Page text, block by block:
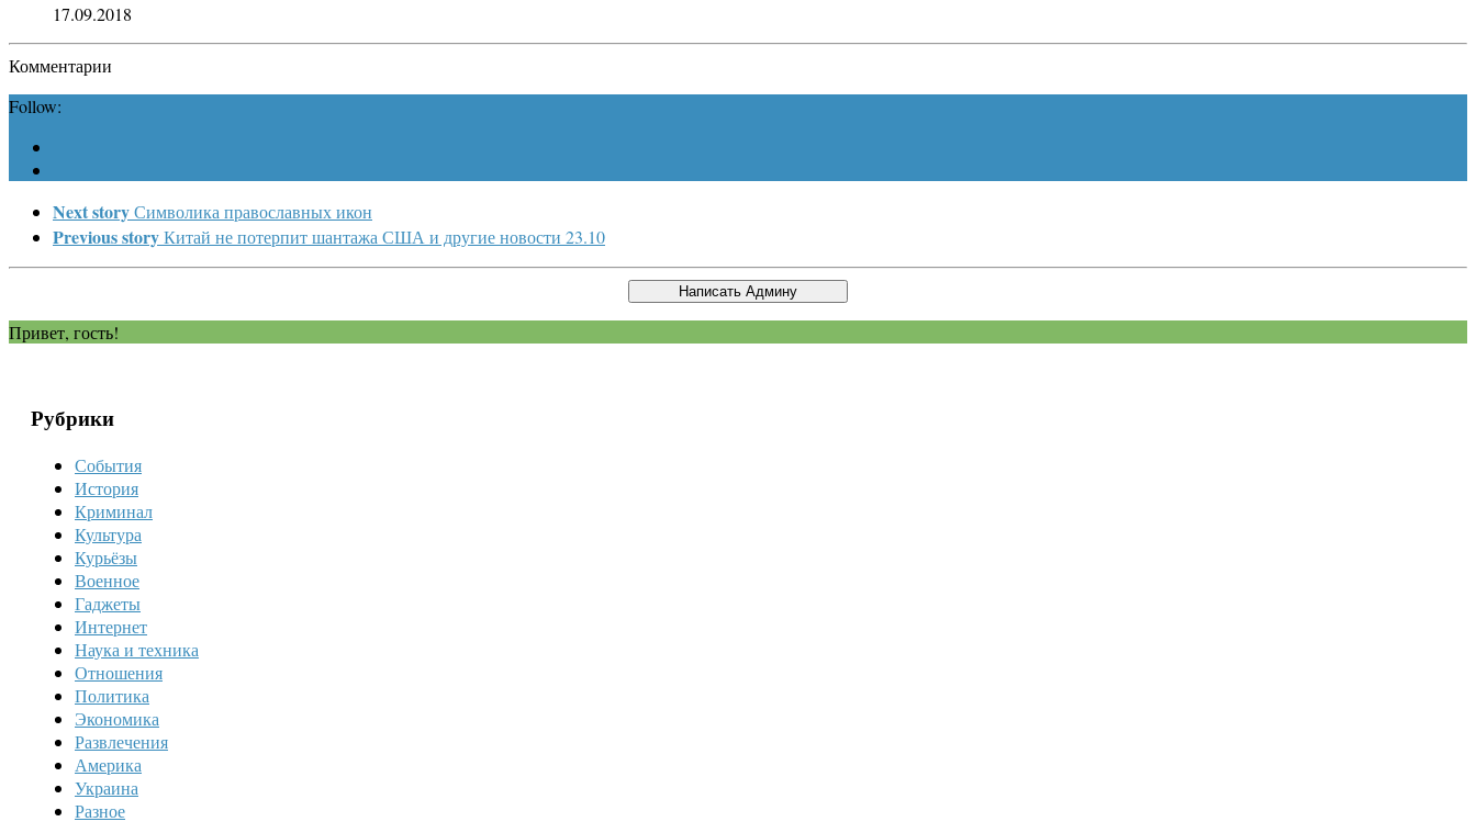
17.09.2018
Комментарии
Follow:
Next storyСимволика православных икон
Previous storyКитай не потерпит шантажа США и другие новости 23.10
Привет, гость!
Рубрики
События
История
Криминал
Культура
Курьёзы
Военное
Гаджеты
Интернет
Наука и техника
Отношения
Политика
Экономика
Развлечения
Америка
Украина
Разное